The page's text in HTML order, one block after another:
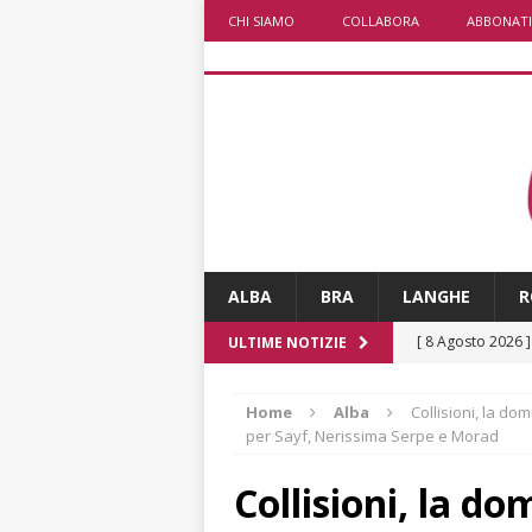
CHI SIAMO COLLABORA ABBONATI
ALBA BRA LANGHE
ULTIME NOTIZIE [ 8 Agosto 2026 ]
[ 8 Agosto 2026
[ 8 Agosto 2026
Home Alba
Collisioni, la
per Sayf, Nerissima Serpe e Morad
Collisioni, la